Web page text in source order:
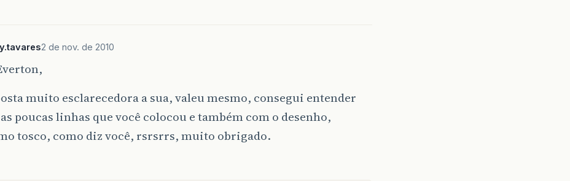
2 de nov. de 2010
muito esclarecedora a sua, valeu mesmo, consegui entender
poucas linhas que você colocou e também com o desenho,
tosco, como diz você, rsrsrrs, muito obrigado.